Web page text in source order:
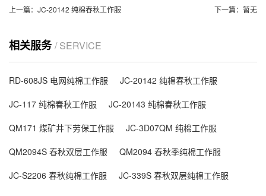
上一篇： JC-20142 纯棉春秋工作服 下一篇： 暂无
相关服务/ SERVICE
RD-608JS 电网纯棉工作服
JC-20142 纯棉春秋工作服
JC-117 纯棉春秋工作服
JC-20143 纯棉春秋工作服
QM171 煤矿井下劳保工作服
JC-3D07QM 纯棉工作服
QM2094S 春秋双层工作服
QM2094 春秋季纯棉工作服
JC-S2206 春秋纯棉工作服
JC-339S 春秋双层纯棉工作服